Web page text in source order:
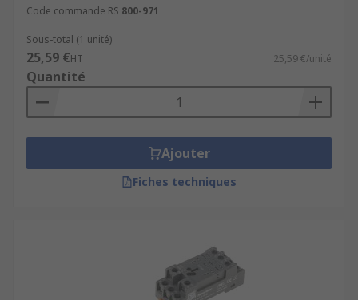
Code commande RS 800-971
Sous-total (1 unité)
25,59 €HT 25,59 €/unité
Quantité
Ajouter
Fiches techniques